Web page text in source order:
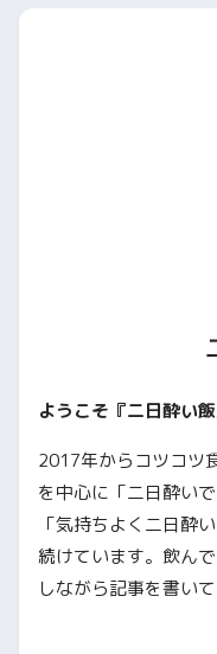
ようこそ『二日酔い飯
2017年からコツコツ
を中心に「二日酔い
「気持ちよく二日酔
続けています。飲ん
しながら記事を書いて